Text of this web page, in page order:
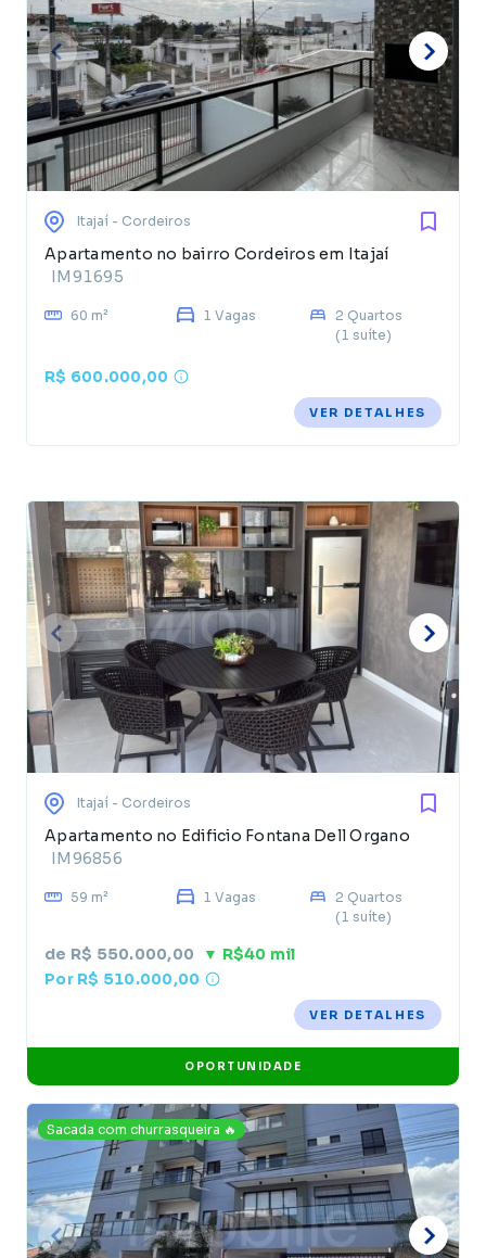
Itajaí - Cordeiros
Apartamento no bairro Cordeiros em Itajaí
IM91695
60 m² 1 Vagas
2 Quartos
(1 suíte)
R$ 600.000,00
VER DETALHES
Itajaí - Cordeiros
Apartamento no Edificio Fontana Dell Organo
IM96856
59 m² 1 Vagas
2 Quartos
(1 suíte)
de R$ 550.000,00
▼ R$40 mil
Por R$ 510.000,00
VER DETALHES
OPORTUNIDADE
Sacada com churrasqueira 🔥